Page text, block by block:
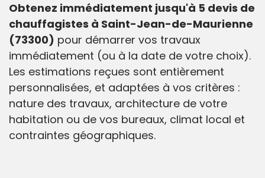
Obtenez immédiatement jusqu'à 5 devis de
chauffagistes à Saint-Jean-de-Maurienne
(73300) pour démarrer vos travaux
immédiatement (ou à la date de votre choix).
Les estimations reçues sont entièrement
personnalisées, et adaptées à vos critères :
nature des travaux, architecture de votre
habitation ou de vos bureaux, climat local et
contraintes géographiques.